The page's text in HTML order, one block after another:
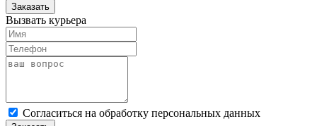
Заказать
Вызвать курьера
Cогласиться на обработку персональных данных